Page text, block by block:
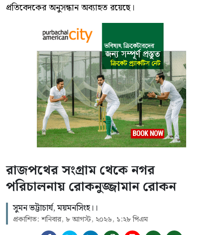
প্রতিবেদকের অনুসন্ধান অব্যাহত রয়েছে।
রাজপথের সংগ্রাম থেকে নগর
পরিচালনায় রোকনুজ্জামান রোকন
সুমন ভট্টাচার্য, ময়মনসিংহ।।
প্রকাশিত: শনিবার, ৮ আগস্ট, ২০২৬, ১:২৮ পিএম